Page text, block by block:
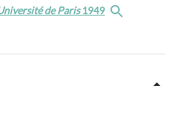
de Paris1949